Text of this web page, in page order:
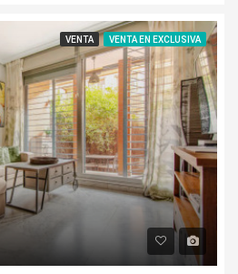
VENTA VENTA EN EXCLUSIVA